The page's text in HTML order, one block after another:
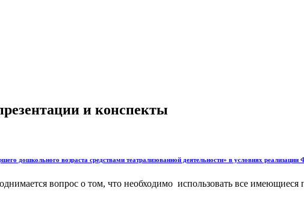
и конспекты
дошкольного возраста средствами театрализованной деятельности» в условиях
вопрос о том, что необходимо использовать все имеющиеся